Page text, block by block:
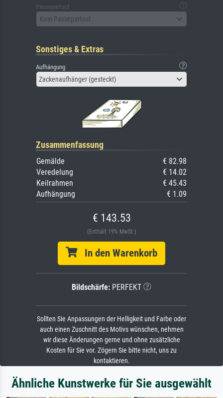
Passepartout
Kein Passepartout
Sonstiges & Extras
Aufhängung
Zackenaufhänger (gesteckt)
Zusammenfassung
Gemälde
€ 82.98
Veredelung
€ 14.02
Keilrahmen
€ 45.43
Aufhängung
€ 1.09
€ 143.53
(Enthält 19% MwSt.)
In den Warenkorb
Bildschärfe: PERFEKT
Sollten Sie Anpassungen der Helligkeit und Farbe oder
auch einen Zuschnitt des Motivs wünschen, nehmen
wir diese Änderungen gerne und ohne zusätzliche
Kosten für Sie vor. Zögern Sie bitte nicht, uns zu
kontaktieren.
Ähnliche Kunstwerke für Sie ausgewählt